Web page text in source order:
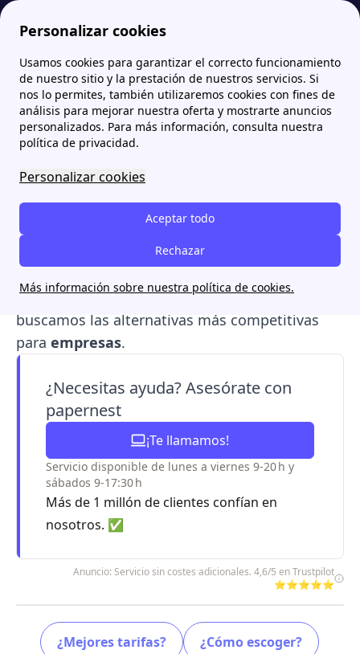
Personalizar cookies
Usamos cookies para garantizar el correcto funcionamiento
de nuestro sitio y la prestación de nuestros servicios. Si
nos lo permites, también utilizaremos cookies con fines de
análisis para mejorar nuestra oferta y mostrarte anuncios
personalizados. Para más información, consulta nuestra
política de privacidad.
Personalizar cookies
Aceptar todo
Rechazar
Más información sobre nuestra política de cookies.
Papernest.es Comparadores de Energía Comparador de luz: ¿Cuál es la mejor tarifa de luz en Agosto 2026?
Comparador de luz: ¿Cuál
es la mejor tarifa de luz en
Agosto 2026?
Baja tufactura de luzde la manera más
rápida. En papernest
comparamos y
las tarifas del mercado en tiempo
tu vivienda yperfil de consumo. Además,
buscamos las alternativas más competitivas
para empresas.
¿Necesitas ayuda? Asesórate con
papernest
¡Te llamamos!
Servicio disponible de lunes a viernes 9-20 h y
sábados 9-17:30 h
Más de 1 millón de clientes confían en
nosotros. ✅
Anuncio: Servicio sin costes adicionales. 4,6/5 en Trustpilot
⭐⭐⭐⭐⭐
¿Mejores tarifas? ¿Cómo escoger?